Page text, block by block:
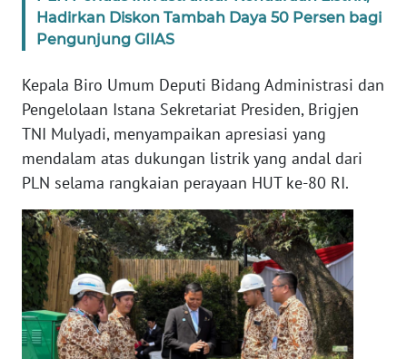
Hadirkan Diskon Tambah Daya 50 Persen bagi
Pengunjung GIIAS
Kepala Biro Umum Deputi Bidang Administrasi dan
Pengelolaan Istana Sekretariat Presiden, Brigjen
TNI Mulyadi, menyampaikan apresiasi yang
mendalam atas dukungan listrik yang andal dari
PLN selama rangkaian perayaan HUT ke-80 RI.
PEDOMAN
MEDIA
SIBER
REDAKSI
KARIR
DISCLAIMER
Wahana
News
Regional
WN
SUMUT